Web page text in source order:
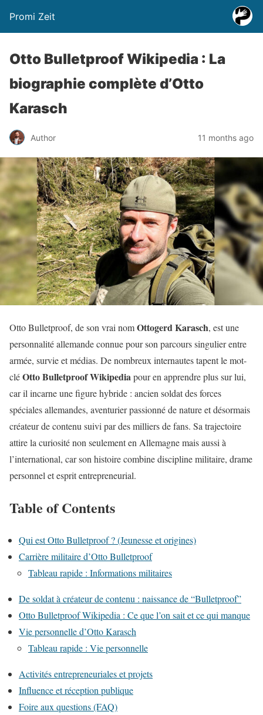
Promi Zeit
Otto Bulletproof Wikipedia : La
biographie complète d’Otto
Karasch
Author 11 months ago
Otto Bulletproof, de son vrai nomOttogerd Karasch, est une
personnalité allemande connue pour son parcours singulier entre
armée, survie et médias. De nombreux internautes tapent le mot-
cléOtto Bulletproof Wikipediapour en apprendre plus sur lui,
car il incarne une figure hybride : ancien soldat des forces
spéciales allemandes, aventurier passionné de nature et désormais
créateur de contenu suivi par des milliers de fans. Sa trajectoire
attire la curiosité non seulement en Allemagne mais aussi à
l’international, car son histoire combine discipline militaire, drame
personnel et esprit entrepreneurial.
Table of Contents
Qui est Otto Bulletproof ? (Jeunesse et origines)
Carrière militaire d’Otto Bulletproof
Tableau rapide : Informations militaires
De soldat à créateur de contenu : naissance de “Bulletproof”
Otto Bulletproof Wikipedia : Ce que l’on sait et ce qui manque
Vie personnelle d’Otto Karasch
Tableau rapide : Vie personnelle
Activités entrepreneuriales et projets
Influence et réception publique
Foire aux questions (FAQ)